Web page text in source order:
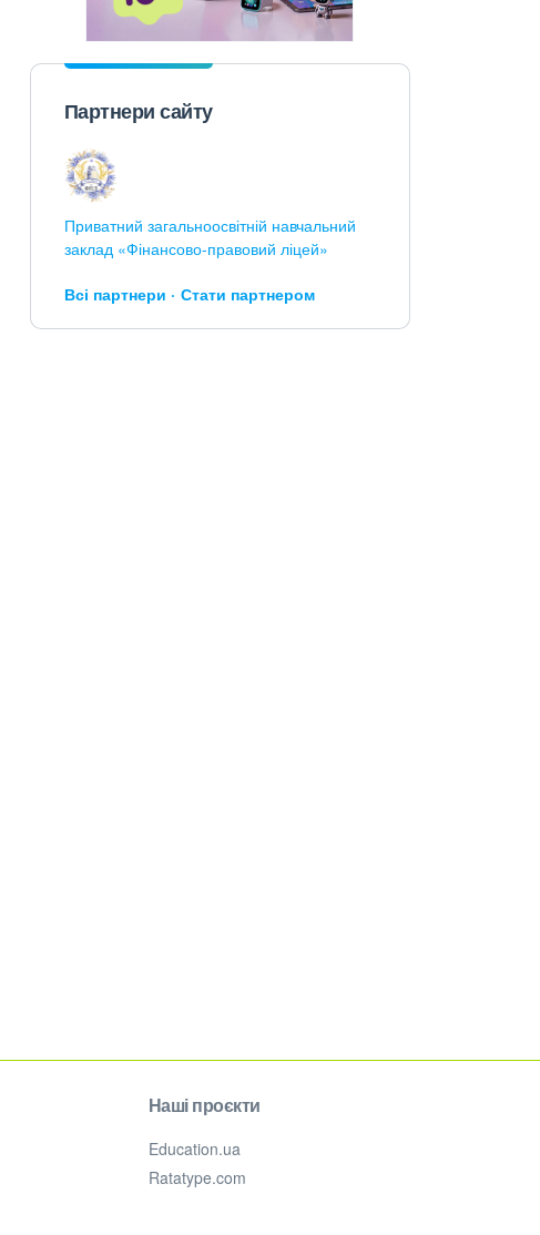
Партнери сайту
Приватний загальноосвітній навчальний
заклад «Фінансово-правовий ліцей»
Всі партнери Стати партнером
Наші проєкти
Education.ua
Ratatype.com